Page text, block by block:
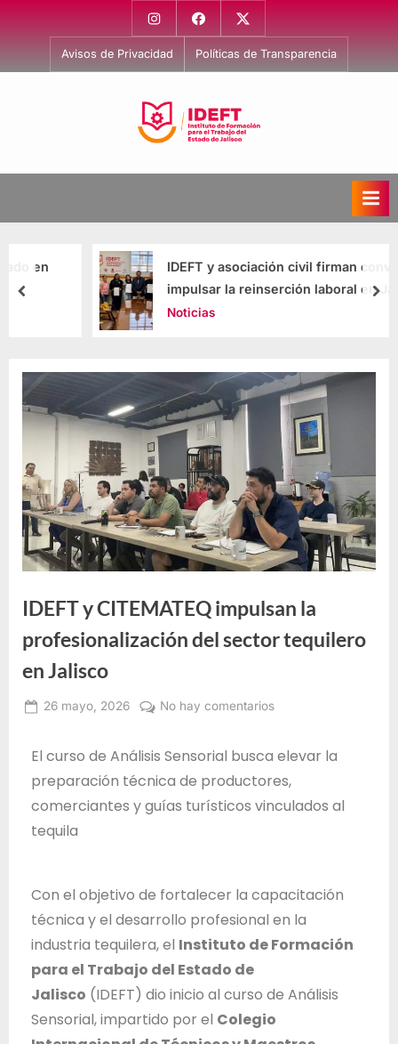
Avisos de Privacidad Políticas de Transparencia
i
t
u
e
F
o
r
m
a
c
ó
n
r
e
l
T
a
j
o
d
e
para
IDEFT y asociación civil firman convenio para
impulsar la reinserción laboral en Jalisco
Noticias
IDEFT y CITEMATEQ impulsan la
profesionalización del sector tequilero
en Jalisco
26 mayo, 2026
Santos
Jiménez
No hay comentarios
El curso de Análisis Sensorial busca elevar la
preparación técnica de productores,
comerciantes y guías turísticos vinculados al
tequila
Con el objetivo de fortalecer la capacitación
técnica y el desarrollo profesional en la
industria tequilera, el Instituto de Formación
para el Trabajo del Estado de
Jalisco (IDEFT) dio inicio al curso de Análisis
Sensorial, impartido por el Colegio